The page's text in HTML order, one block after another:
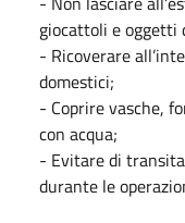
giocattoli e oggetti
- Ricoverare
domestici;
- Coprire vasche,
con acqua;
- Evitare di
durante le